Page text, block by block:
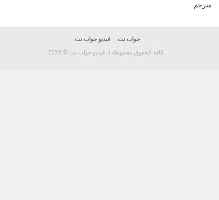
مترجم
جواب نت
فيديو جواب نت
كافة الحقوق محفوظة لـ فيديو جواب نت © 2026